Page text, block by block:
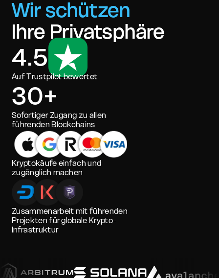
Wir schützen
Ihre Privatsphäre
4.5
Auf Trustpilot bewertet
30+
Sofortiger Zugang zu allen
führenden Blockchains
Kryptokäufe einfach und
zugänglich machen
Zusammenarbeit mit führenden
Projekten für globale Krypto-
Infrastruktur